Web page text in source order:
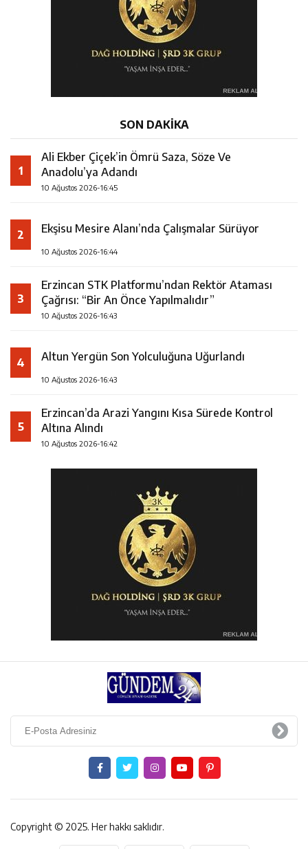
SON DAKİKA
1
Ali Ekber Çiçek’in Ömrü Saza, Söze Ve
Anadolu’ya Adandı
10 Ağustos 2026-16:45
2 Ekşisu Mesire Alanı’nda Çalışmalar Sürüyor
10 Ağustos 2026-16:44
3
Erzincan STK Platformu’ndan Rektör Ataması
Çağrısı: “Bir An Önce Yapılmalıdır”
10 Ağustos 2026-16:43
4 Altun Yergün Son Yolculuğuna Uğurlandı
10 Ağustos 2026-16:43
5
Erzincan’da Arazi Yangını Kısa Sürede Kontrol
Altına Alındı
10 Ağustos 2026-16:42
Copyright © 2025. Her hakkı saklıdır.